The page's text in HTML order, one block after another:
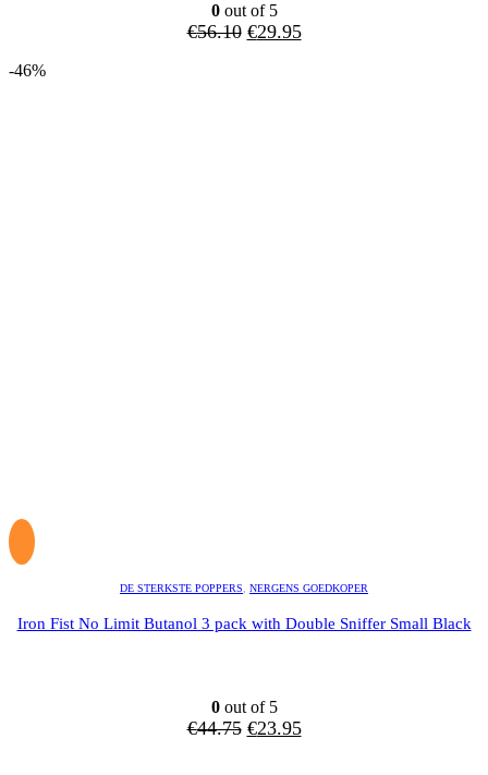
0out of 5
€56.10 Oorspronkelijke
€29.95Huidige
-46%
DE STERKSTE POPPERS, NERGENS GOEDKOPER
Iron Fist No Limit Butanol 3 pack with Double Sniffer Small Black
0out of 5
€44.75 Oorspronkelijke
€23.95Huidige